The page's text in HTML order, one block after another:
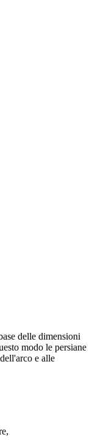
delle dimensioni
modo le persiane
e alle